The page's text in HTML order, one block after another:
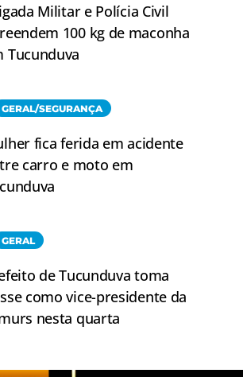
Militar e Polícia Civil
100 kg de maconha
Tucunduva
GERAL/SEGURANÇA
fica ferida em acidente
carro e moto em
GERAL
de Tucunduva toma
como vice-presidente da
nesta quarta